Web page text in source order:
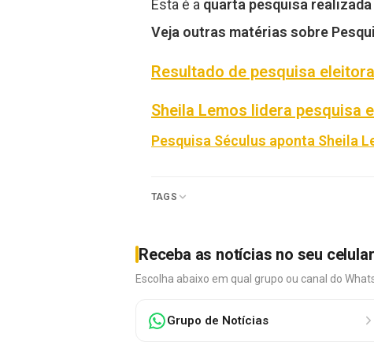
Esta é a quarta pesquisa
Veja outras matérias sobre
Resultado de pesquisa
Sheila Lemos lidera pesquisa
Pesquisa Séculus aponta Sheila
TAGS
Receba as notícias no seu celular
Escolha abaixo em qual grupo ou canal do
Grupo de Notícias